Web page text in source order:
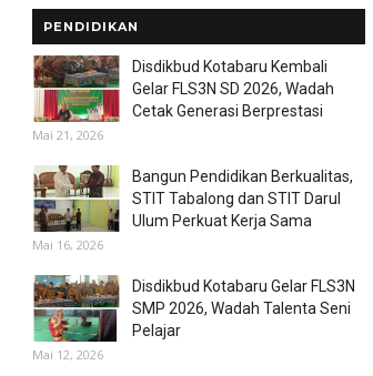
PENDIDIKAN
Disdikbud Kotabaru Kembali
Gelar FLS3N SD 2026, Wadah
Cetak Generasi Berprestasi
Mai 21, 2026
Bangun Pendidikan Berkualitas,
STIT Tabalong dan STIT Darul
Ulum Perkuat Kerja Sama
Mai 16, 2026
Disdikbud Kotabaru Gelar FLS3N
SMP 2026, Wadah Talenta Seni
Pelajar
Mai 12, 2026